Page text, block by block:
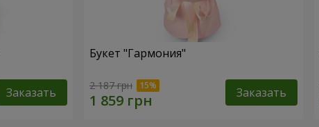
Заказать
Букет "Гармония"
2 187 грн Заказать